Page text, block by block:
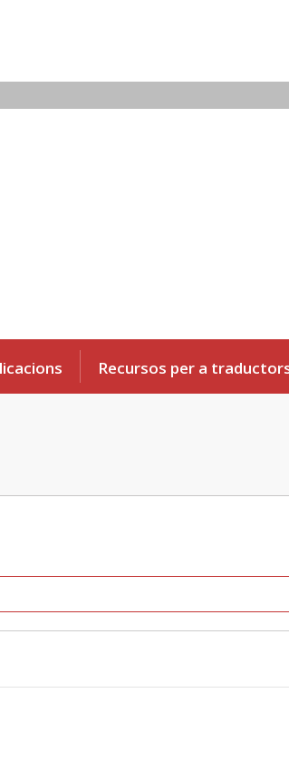
Recursos per a